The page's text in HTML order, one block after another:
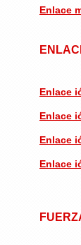
Enlace
Enlace
Enlace
Enlace
Enlace